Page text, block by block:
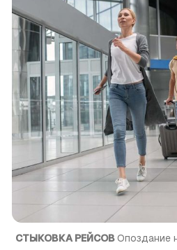
СТЫКОВКА РЕЙСОВ Опоздание